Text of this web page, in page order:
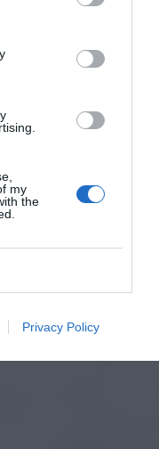
my
the
Privacy Policy